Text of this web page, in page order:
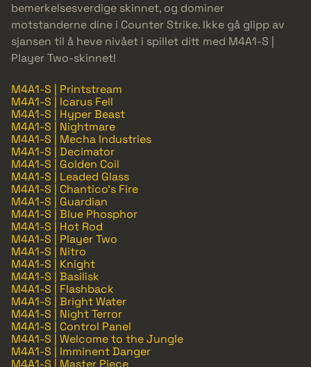
bemerkelsesverdige skinnet, og dominer
motstanderne dine i Counter Strike. Ikke gå glipp av
sjansen til å heve nivået i spillet ditt med M4A1-S |
Player Two-skinnet!
M4A1-S | Printstream
M4A1-S | Icarus Fell
M4A1-S | Hyper Beast
M4A1-S | Nightmare
M4A1-S | Mecha Industries
M4A1-S | Decimator
M4A1-S | Golden Coil
M4A1-S | Leaded Glass
M4A1-S | Chantico's Fire
M4A1-S | Guardian
M4A1-S | Blue Phosphor
M4A1-S | Hot Rod
M4A1-S | Player Two
M4A1-S | Nitro
M4A1-S | Knight
M4A1-S | Basilisk
M4A1-S | Flashback
M4A1-S | Bright Water
M4A1-S | Night Terror
M4A1-S | Control Panel
M4A1-S | Welcome to the Jungle
M4A1-S | Imminent Danger
M4A1-S | Master Piece